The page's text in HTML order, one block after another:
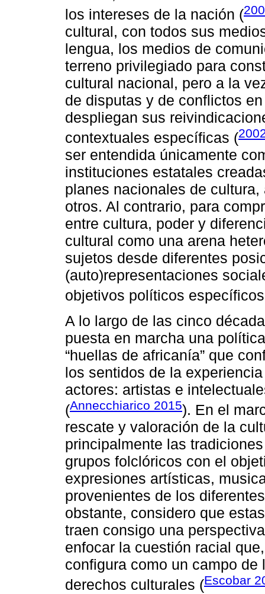
los intereses de la nación (
cultural, con todos sus
lengua, los medios de
terreno privilegiado para
cultural nacional, pero a la
de disputas y de conflictos
despliegan sus
contextuales específicas (
ser entendida únicamente
instituciones estatales
planes nacionales de
otros. Al contrario, para
entre cultura, poder y
cultural como una arena
sujetos desde diferentes
(auto)representaciones
objetivos políticos
A lo largo de las cinco
puesta en marcha una
“huellas de africanía” que
los sentidos de la
actores: artistas e
(Annecchiarico 2015). En el
rescate y valoración de la
principalmente las
grupos folclóricos con el
expresiones artísticas,
provenientes de los
obstante, considero que
traen consigo una
enfocar la cuestión racial
configura como un campo
derechos culturales (Escobar